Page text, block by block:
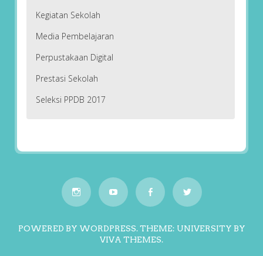
Kegiatan Sekolah
Media Pembelajaran
Perpustakaan Digital
Prestasi Sekolah
Seleksi PPDB 2017
POWERED BY WORDPRESS.THEME: UNIVERSITY BY
VIVA THEMES.